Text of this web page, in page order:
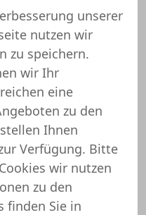
Test
noch
getestet
liegen uns noch
vor. Das
von unserem
unserer
nutzen wir
zu speichern.
wir Ihr
eine
zu den
Ihnen
Verfügung. Bitte
wir nutzen
zu den
finden Sie in